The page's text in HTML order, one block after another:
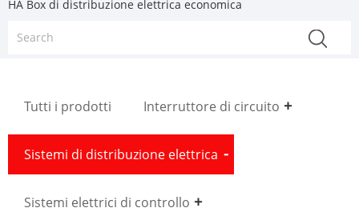
HA Box di distribuzione elettrica economica
Tutti i prodotti Interruttore di circuito
Sistemi di distribuzione elettrica
Sistemi elettrici di controllo